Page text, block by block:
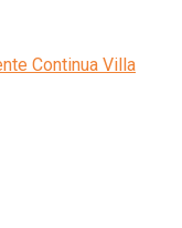
Continua Villa